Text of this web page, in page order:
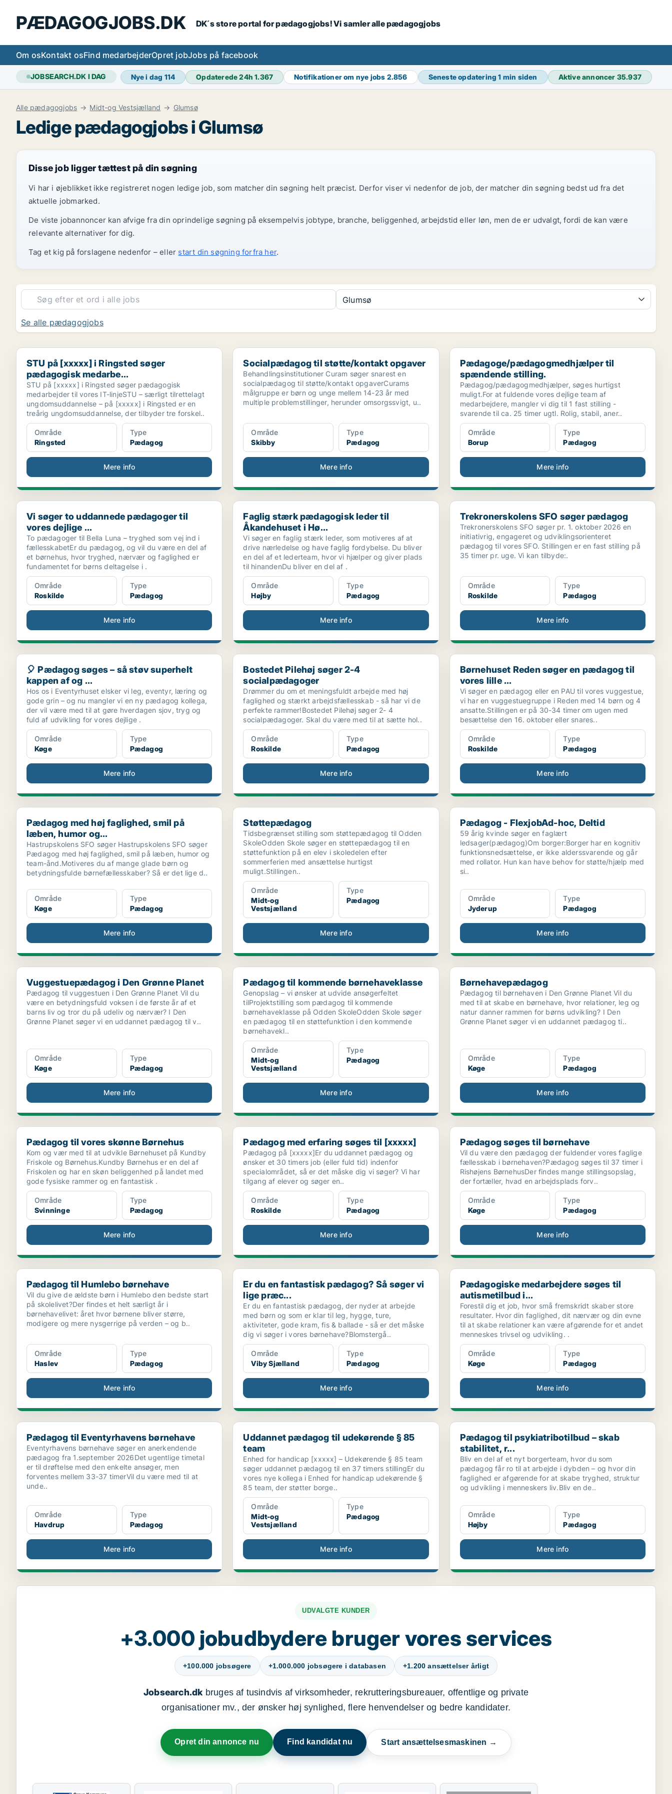
PÆDAGOGJOBS.DK DK´s store portal for pædagogjobs! Vi samler alle pædagogjobs
Om osKontakt osFind medarbejderOpret jobJobs på facebook
JOBSEARCH.DK I DAG Nye i dag 114 Opdaterede 24h1.367 Notifikationer om nye jobs 2.856 Seneste opdatering1 min siden Aktive annoncer 35.937
Alle pædagogjobs Midt-og Vestsjælland Glumsø
Ledige pædagogjobs i Glumsø
Disse job ligger tættest på din søgning
Vi har i øjeblikket ikke registreret nogen ledige job, som matcher din søgning helt præcist. Derfor viser vi nedenfor de job, der matcher din søgning bedst ud fra det
aktuelle jobmarked.
De viste jobannoncer kan afvige fra din oprindelige søgning på eksempelvis jobtype, branche, beliggenhed, arbejdstid eller løn, men de er udvalgt, fordi de kan være
relevante alternativer for dig.
Tag et kig på forslagene nedenfor – eller start din søgning forfra her.
Glumsø
Se alle pædagogjobs
STU på [xxxxx] i Ringsted søger pædagogisk medarbe...
STU på [xxxxx] i Ringsted søger
pædagogisk medarbe...
STU på [xxxxx] i Ringsted søger pædagogisk
medarbejder til vores IT-linjeSTU – særligt tilrettelagt
ungdomsuddannelse – på [xxxxx] i Ringsted er en
treårig ungdomsuddannelse, der tilbyder tre forskel..
Område
Ringsted
Type
Pædagog
Mere info
Socialpædagog til støtte/kontakt opgaver
Socialpædagog til støtte/kontakt opgaver
Behandlingsinstitutioner Curam søger snarest en
socialpædagog til støtte/kontakt opgaverCurams
målgruppe er børn og unge mellem 14-23 år med
multiple problemstillinger, herunder omsorgssvigt, u..
Område
Skibby
Type
Pædagog
Mere info
Pædagoge/pædagogmedhjælper til spændende stilling.
Pædagoge/pædagogmedhjælper til
spændende stilling.
Pædagog/pædagogmedhjælper, søges hurtigst
muligt.For at fuldende vores dejlige team af
medarbejdere, mangler vi dig til 1 fast stilling -
svarende til ca. 25 timer ugtl. Rolig, stabil, aner..
Område
Borup
Type
Pædagog
Mere info
Vi søger to uddannede pædagoger til vores dejlige ...
Vi søger to uddannede pædagoger til
vores dejlige ...
To pædagoger til Bella Luna – tryghed som vej ind i
fællesskabetEr du pædagog, og vil du være en del af
et børnehus, hvor tryghed, nærvær og faglighed er
fundamentet for børns deltagelse i .
Område
Roskilde
Type
Pædagog
Mere info
Faglig stærk pædagogisk leder til Åkandehuset i Hø...
Faglig stærk pædagogisk leder til
Åkandehuset i Hø...
Vi søger en faglig stærk leder, som motiveres af at
drive nærledelse og have faglig fordybelse. Du bliver
en del af et lederteam, hvor vi hjælper og giver plads
til hinandenDu bliver en del af .
Område
Højby
Type
Pædagog
Mere info
Trekronerskolens SFO søger pædagog
Trekronerskolens SFO søger pædagog
Trekronerskolens SFO søger pr. 1. oktober 2026 en
initiativrig, engageret og udviklingsorienteret
pædagog til vores SFO. Stillingen er en fast stilling på
35 timer pr. uge. Vi kan tilbyde:.
Område
Roskilde
Type
Pædagog
Mere info
🎈 Pædagog søges – så støv superhelt kappen af og ...
🎈 Pædagog søges – så støv superhelt
kappen af og ...
Hos os i Eventyrhuset elsker vi leg, eventyr, læring og
gode grin – og nu mangler vi en ny pædagog kollega,
der vil være med til at gøre hverdagen sjov, tryg og
fuld af udvikling for vores dejlige .
Område
Køge
Type
Pædagog
Mere info
Bostedet Pilehøj søger 2-4 socialpædagoger
Bostedet Pilehøj søger 2-4
socialpædagoger
Drømmer du om et meningsfuldt arbejde med høj
faglighed og stærkt arbejdsfællesskab - så har vi de
perfekte rammer!Bostedet Pilehøj søger 2- 4
socialpædagoger. Skal du være med til at sætte hol..
Område
Roskilde
Type
Pædagog
Mere info
Børnehuset Reden søger en pædagog til vores lille ...
Børnehuset Reden søger en pædagog til
vores lille ...
Vi søger en pædagog eller en PAU til vores vuggestue,
vi har en vuggestuegruppe i Reden med 14 børn og 4
ansatte.Stillingen er på 30-34 timer om ugen med
besættelse den 16. oktober eller snares..
Område
Roskilde
Type
Pædagog
Mere info
Pædagog med høj faglighed, smil på læben, humor og...
Pædagog med høj faglighed, smil på
læben, humor og...
Hastrupskolens SFO søger Hastrupskolens SFO søger
Pædagog med høj faglighed, smil på læben, humor og
team-ånd.Motiveres du af mange glade børn og
betydningsfulde børnefællesskaber? Så er det lige d..
Område
Køge
Type
Pædagog
Mere info
Støttepædagog
Støttepædagog
Tidsbegrænset stilling som støttepædagog til Odden
SkoleOdden Skole søger en støttepædagog til en
støttefunktion på en elev i skoledelen efter
sommerferien med ansættelse hurtigst
muligt.Stillingen..
Område
Midt-og
Vestsjælland
Type
Pædagog
Mere info
Pædagog - FlexjobAd-hoc, Deltid
Pædagog - FlexjobAd-hoc, Deltid
59 årig kvinde søger en faglært
ledsager(pædagog)Om borger:Borger har en kognitiv
funktionsnedsættelse, er ikke alderssvarende og går
med rollator. Hun kan have behov for støtte/hjælp med
si..
Område
Jyderup
Type
Pædagog
Mere info
Vuggestuepædagog i Den Grønne Planet
Vuggestuepædagog i Den Grønne Planet
Pædagog til vuggestuen i Den Grønne Planet Vil du
være en betydningsfuld voksen i de første år af et
barns liv og tror du på udeliv og nærvær? I Den
Grønne Planet søger vi en uddannet pædagog til v..
Område
Køge
Type
Pædagog
Mere info
Pædagog til kommende børnehaveklasse
Pædagog til kommende børnehaveklasse
Genopslag – vi ønsker at udvide ansøgerfeltet
tilProjektstilling som pædagog til kommende
børnehaveklasse på Odden SkoleOdden Skole søger
en pædagog til en støttefunktion i den kommende
børnehavekl..
Område
Midt-og
Vestsjælland
Type
Pædagog
Mere info
Børnehavepædagog
Børnehavepædagog
Pædagog til børnehaven i Den Grønne Planet Vil du
med til at skabe en børnehave, hvor relationer, leg og
natur danner rammen for børns udvikling? I Den
Grønne Planet søger vi en uddannet pædagog ti..
Område
Køge
Type
Pædagog
Mere info
Pædagog til vores skønne Børnehus
Pædagog til vores skønne Børnehus
Kom og vær med til at udvikle Børnehuset på Kundby
Friskole og Børnehus.Kundby Børnehus er en del af
Friskolen og har en skøn beliggenhed på landet med
gode fysiske rammer og en fantastisk .
Område
Svinninge
Type
Pædagog
Mere info
Pædagog med erfaring søges til [xxxxx]
Pædagog med erfaring søges til [xxxxx]
Pædagog på [xxxxx]Er du uddannet pædagog og
ønsker et 30 timers job (eller fuld tid) indenfor
specialområdet, så er det måske dig vi søger? Vi har
tilgang af elever og søger en..
Område
Roskilde
Type
Pædagog
Mere info
Pædagog søges til børnehave
Pædagog søges til børnehave
Vil du være den pædagog der fuldender vores faglige
fællesskab i børnehaven?Pædagog søges til 37 timer i
Rishøjens BørnehusDer findes mange stillingsopslag,
der fortæller, hvad en arbejdsplads forv..
Område
Køge
Type
Pædagog
Mere info
Pædagog til Humlebo børnehave
Pædagog til Humlebo børnehave
Vil du give de ældste børn i Humlebo den bedste start
på skolelivet?Der findes et helt særligt år i
børnehavelivet: året hvor børnene bliver større,
modigere og mere nysgerrige på verden – og b..
Område
Haslev
Type
Pædagog
Mere info
Er du en fantastisk pædagog? Så søger vi lige præc...
Er du en fantastisk pædagog? Så søger vi
lige præc...
Er du en fantastisk pædagog, der nyder at arbejde
med børn og som er klar til leg, hygge, ture,
aktiviteter, gode kram, fis & ballade - så er det måske
dig vi søger i vores børnehave?Blomstergå..
Område
Viby Sjælland
Type
Pædagog
Mere info
Pædagogiske medarbejdere søges til autismetilbud i...
Pædagogiske medarbejdere søges til
autismetilbud i...
Forestil dig et job, hvor små fremskridt skaber store
resultater. Hvor din faglighed, dit nærvær og din evne
til at skabe relationer kan være afgørende for et andet
menneskes trivsel og udvikling. .
Område
Køge
Type
Pædagog
Mere info
Pædagog til Eventyrhavens børnehave
Pædagog til Eventyrhavens børnehave
Eventyrhavens børnehave søger en anerkendende
pædagog fra 1.september 2026Det ugentlige timetal
er til drøftelse med den enkelte ansøger, men
forventes mellem 33-37 timerVil du være med til at
unde..
Område
Havdrup
Type
Pædagog
Mere info
Uddannet pædagog til udekørende § 85 team
Uddannet pædagog til udekørende § 85
team
Enhed for handicap [xxxxx] – Udekørende § 85 team
søger uddannet pædagog til en 37 timers stillingEr du
vores nye kollega i Enhed for handicap udekørende §
85 team, der støtter borge..
Område
Midt-og
Vestsjælland
Type
Pædagog
Mere info
Pædagog til psykiatribotilbud – skab stabilitet, r...
Pædagog til psykiatribotilbud – skab
stabilitet, r...
Bliv en del af et nyt borgerteam, hvor du som
pædagog får ro til at arbejde i dybden – og hvor din
faglighed er afgørende for at skabe tryghed, struktur
og udvikling i menneskers liv.Bliv en de..
Område
Højby
Type
Pædagog
Mere info
UDVALGTE KUNDER
+3.000 jobudbydere bruger vores services
+100.000 jobsøgere +1.000.000 jobsøgere i databasen +1.200 ansættelser årligt
Jobsearch.dkbruges af tusindvis af virksomheder, rekrutteringsbureauer, offentlige og private
organisationer mv., der ønsker høj synlighed, flere henvendelser og bedre kandidater.
Opret din annonce nu Find kandidat nu Start ansættelsesmaskinen →